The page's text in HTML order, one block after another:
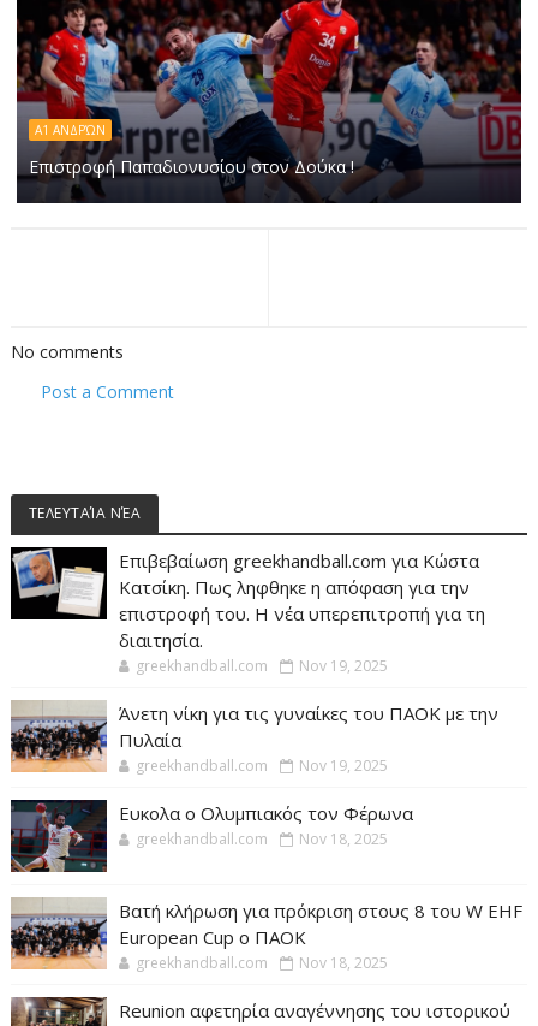
Α1 ΑΝΔΡΏΝ
Επιστροφή Παπαδιονυσίου στον Δούκα !
No comments
Post a Comment
ΤΕΛΕΥΤΑΊΑ ΝΈΑ
Επιβεβαίωση greekhandball.com για Κώστα
Κατσίκη. Πως ληφθηκε η απόφαση για την
επιστροφή του. Η νέα υπερεπιτροπή για τη
διαιτησία.
greekhandball.com Nov 19, 2025
Άνετη νίκη για τις γυναίκες του ΠΑΟΚ με την
Πυλαία
greekhandball.com Nov 19, 2025
Ευκολα ο Ολυμπιακός τον Φέρωνα
greekhandball.com Nov 18, 2025
Βατή κλήρωση για πρόκριση στους 8 του W EHF
European Cup ο ΠΑΟΚ
greekhandball.com Nov 18, 2025
Reunion αφετηρία αναγέννησης του ιστορικού